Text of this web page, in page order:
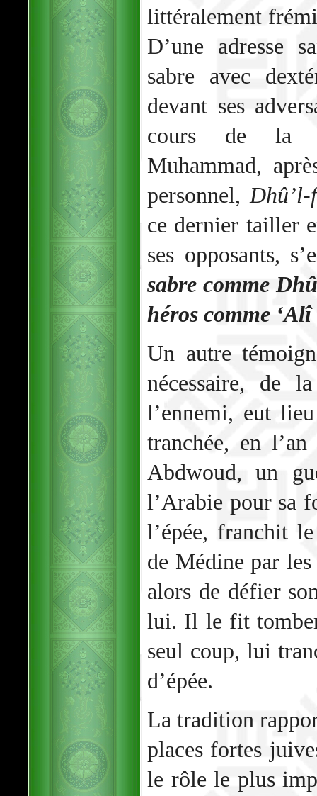
littéralement
D’une adresse
sabre avec
devant ses
cours de la
Muhammad,
personnel,
ce dernier tailler
ses opposants,
sabre comme
héros comme ‘Alî
Un autre
nécessaire, de
l’ennemi, eut
tranchée, en
Abdwoud, un
l’Arabie pour sa
l’épée, franchit
de Médine par
alors de défier
lui. Il le fit
seul coup, lui
d’épée.
La tradition
places fortes
le rôle le plus